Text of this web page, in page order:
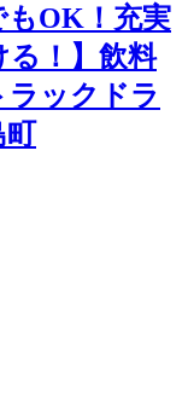
もOK！充実
る！】飲料
ラックドラ
町